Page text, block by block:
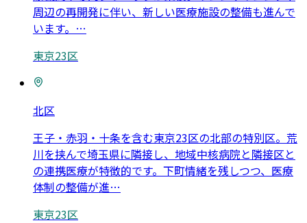
周辺の再開発に伴い、新しい医療施設の整備も進んで
います。 …
東京23区
北区
王子・赤羽・十条を含む東京23区の北部の特別区。荒
川を挟んで埼玉県に隣接し、地域中核病院と隣接区と
の連携医療が特徴的です。下町情緒を残しつつ、医療
体制の整備が進…
東京23区